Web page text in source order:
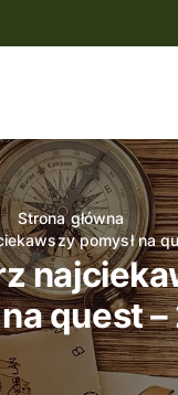
O nas
Oferta
Aktualności
Kontakt
Strona główna
pomysł na
na quest